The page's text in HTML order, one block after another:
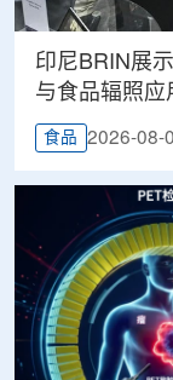
印尼BRIN展
与食品辐照应
食品 2026-08-